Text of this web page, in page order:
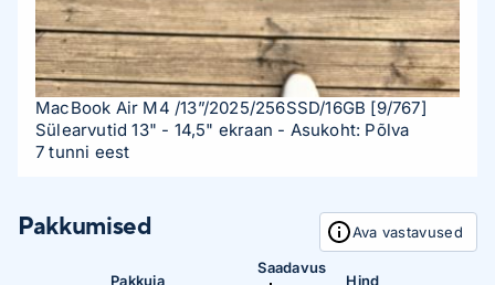
MacBook Air M4 /13”/2025/256SSD/16GB [9/767]
Sülearvutid 13" - 14,5" ekraan - Asukoht: Põlva
7 tunni eest
Pakkumised Ava vastavused
Pakkuja
Saadavus
Hind